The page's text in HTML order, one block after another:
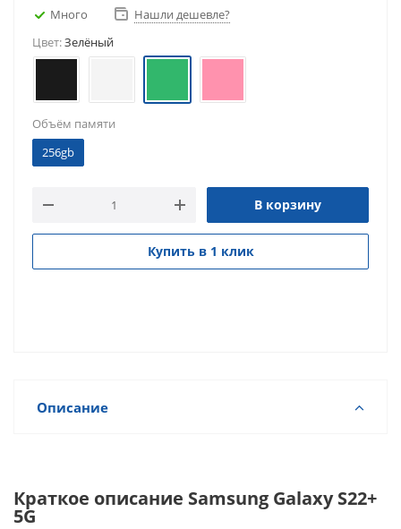
Много
Нашли дешевле?
Цвет:Зелёный
Объём памяти
256gb
В корзину
Купить в 1 клик
Описание
Краткое описание Samsung Galaxy S22+
5G